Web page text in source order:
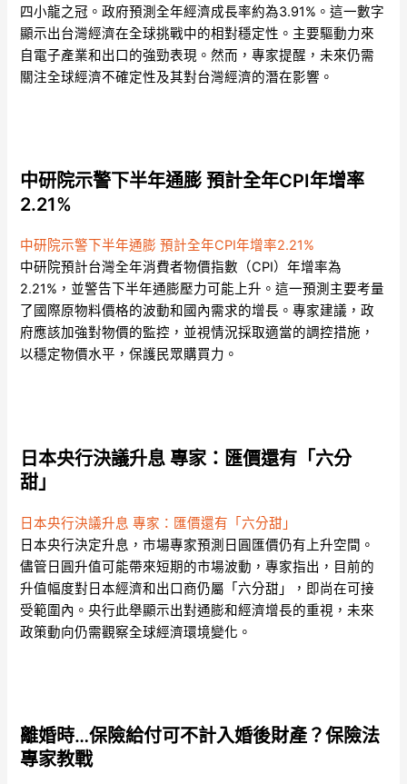
四小龍之冠。政府預測全年經濟成長率約為3.91%。這一數字
顯示出台灣經濟在全球挑戰中的相對穩定性。主要驅動力來
自電子產業和出口的強勁表現。然而，專家提醒，未來仍需
關注全球經濟不確定性及其對台灣經濟的潛在影響。
中研院示警下半年通膨 預計全年CPI年增率
2.21%
中研院示警下半年通膨 預計全年CPI年增率2.21%
中研院預計台灣全年消費者物價指數（CPI）年增率為
2.21%，並警告下半年通膨壓力可能上升。這一預測主要考量
了國際原物料價格的波動和國內需求的增長。專家建議，政
府應該加強對物價的監控，並視情況採取適當的調控措施，
以穩定物價水平，保護民眾購買力。
日本央行決議升息 專家：匯價還有「六分
甜」
日本央行決議升息 專家：匯價還有「六分甜」
日本央行決定升息，市場專家預測日圓匯價仍有上升空間。
儘管日圓升值可能帶來短期的市場波動，專家指出，目前的
升值幅度對日本經濟和出口商仍屬「六分甜」，即尚在可接
受範圍內。央行此舉顯示出對通膨和經濟增長的重視，未來
政策動向仍需觀察全球經濟環境變化。
離婚時…保險給付可不計入婚後財產？保險法
專家教戰